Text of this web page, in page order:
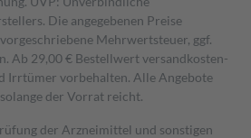
Die angegebenen Preise
Mehrwertsteuer, ggf.
Ab 29,00 € Bestell­wert versand­kosten­
Irrtümer vorbehalten. Alle Angebote
der Vorrat reicht.
der Arzneimittel und sonstigen